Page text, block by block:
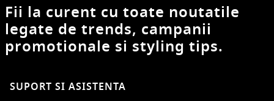
Fii la curent cu toate noutatile
legate de trends, campanii
promotionale si styling tips.
SUPORT SI ASISTENTA